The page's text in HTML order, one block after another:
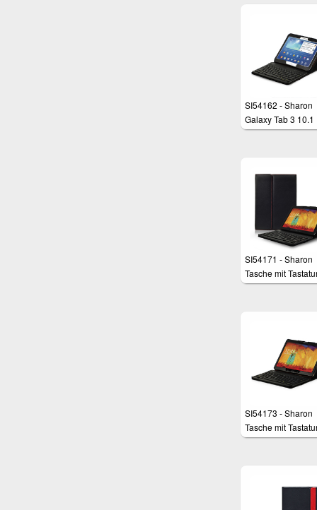
SI54162 - Sharon
Galaxy Tab 3 10.1
(P5200)
SI54171 - Sharon
Tasche mit
Galaxy Note 10.1
SI54173 - Sharon
Tasche mit
Galaxy Note 10.1